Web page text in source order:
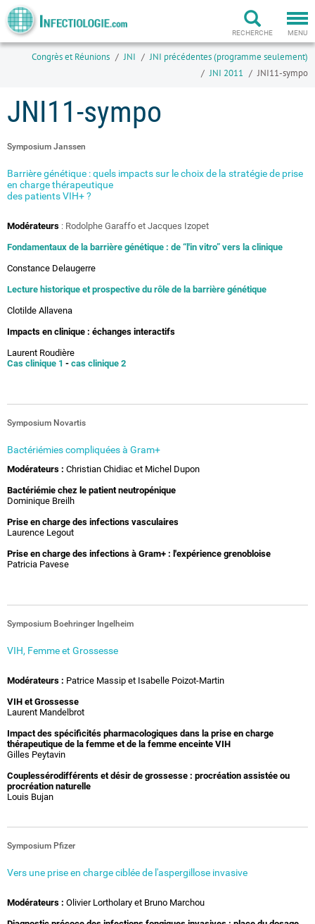
MENU
RECHERCHE
Congrès et Réunions JNI
JNI précédentes (programme seulement)
JNI 2011
JNI11-sympo
JNI11-sympo
Symposium Janssen
Barrière génétique : quels impacts sur le choix de la stratégie de prise
en charge thérapeutique
des patients VIH+ ?
Modérateurs : Rodolphe Garaffo et Jacques Izopet
Fondamentaux de la barrière génétique : de “l'in vitro” vers la clinique
Constance Delaugerre
Lecture historique et prospective du rôle de la barrière génétique
Clotilde Allavena
Impacts en clinique : échanges interactifs
Laurent Roudière
Cas clinique 1 - cas clinique 2
Symposium Novartis
Bactériémies compliquées à Gram+
Modérateurs : Christian Chidiac et Michel Dupon
Bactériémie chez le patient neutropénique
Dominique Breilh
Prise en charge des infections vasculaires
Laurence Legout
Prise en charge des infections à Gram+ : l'expérience grenobloise
Patricia Pavese
Symposium Boehringer Ingelheim
VIH, Femme et Grossesse
Modérateurs : Patrice Massip et Isabelle Poizot-Martin
VIH et Grossesse
Laurent Mandelbrot
Impact des spécificités pharmacologiques dans la prise en charge
thérapeutique de la femme et de la femme enceinte VIH
Gilles Peytavin
Couplessérodifférents et désir de grossesse : procréation assistée ou
procréation naturelle
Louis Bujan
Symposium Pfizer
Vers une prise en charge ciblée de l'aspergillose invasive
Modérateurs : Olivier Lortholary et Bruno Marchou